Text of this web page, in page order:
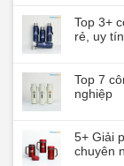
Top 3+
rẻ, uy
Top 7
nghiệp
5+ Giải
chuyên